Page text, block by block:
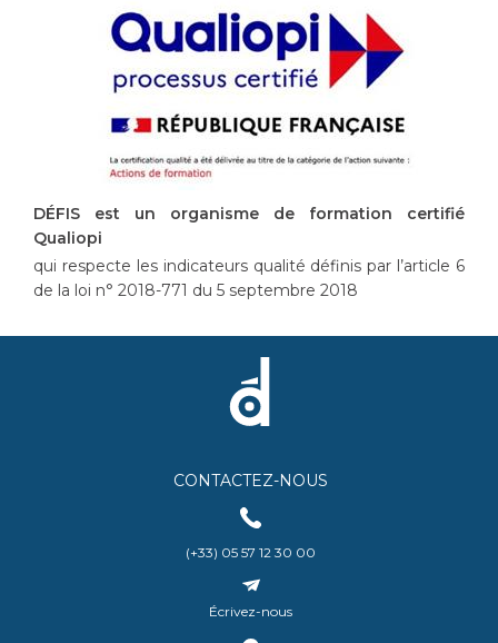
DÉFIS est un organisme de formation certifié
Qualiopi
qui respecte les indicateurs qualité définis par l’article 6
de la loi n° 2018-771 du 5 septembre 2018
CONTACTEZ-NOUS
(+33) 05 57 12 30 00
Écrivez-nous